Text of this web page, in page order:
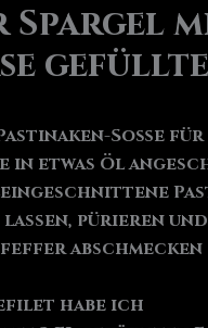
Spargel
Pastinaken-Soße
in etwas Öl
lassen, pürieren
abschmecken
habe ich